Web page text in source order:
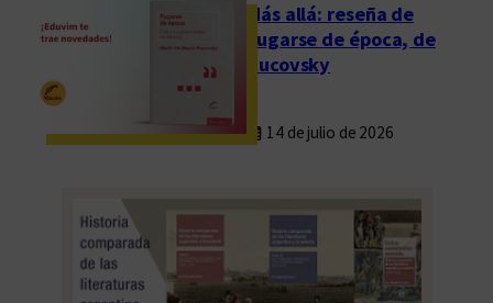
Más allá: reseña de
Fugarse de época, de
Rucovsky
14 de julio de 2026